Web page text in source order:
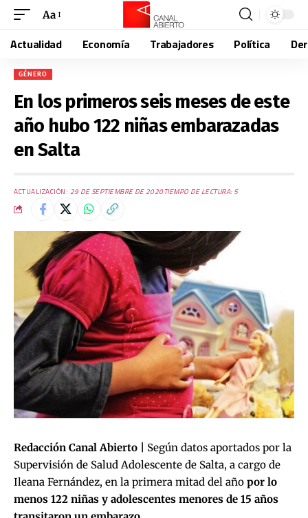
Aa
Actualidad Economía Trabajadores Política
GÉNERO
En los primeros seis meses de este
año hubo 122 niñas embarazadas
en Salta
ACTUALIZACIÓN: 29 DE SEPTIEMBRE DE 2020TIEMPO DE LECTURA: 5
Redacción Canal Abierto | Según datos aportados por la
Supervisión de Salud Adolescente de Salta, a cargo de
Ileana Fernández, en la primera mitad del año por lo
menos 122 niñas y adolescentes menores de 15 años